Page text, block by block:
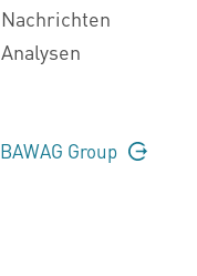
Nachrichten
Analysen
BAWAG Group